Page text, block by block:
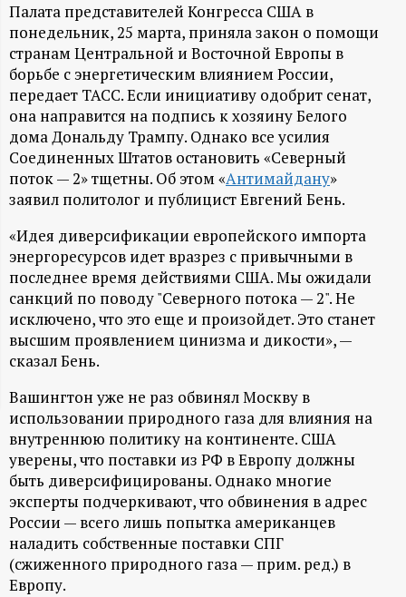
Н
-
и
н
ф
о
р
м
а
ц
и
о
н
Палата представителей Конгресса США в
понедельник, 25 марта, приняла закон о помощи
странам Центральной и Восточной Европы в
борьбе с энергетическим влиянием России,
передает ТАСС. Если инициативу одобрит сенат,
она направится на подпись к хозяину Белого
дома Дональду Трампу. Однако все усилия
Соединенных Штатов остановить «Северный
поток — 2» тщетны. Об этом «Антимайдану»
заявил политолог и публицист Евгений Бень.
«Идея диверсификации европейского импорта
энергоресурсов идет вразрез с привычными в
последнее время действиями США. Мы ожидали
санкций по поводу "Северного потока — 2". Не
исключено, что это еще и произойдет. Это станет
высшим проявлением цинизма и дикости», —
сказал Бень.
Вашингтон уже не раз обвинял Москву в
использовании природного газа для влияния на
внутреннюю политику на континенте. США
уверены, что поставки из РФ в Европу должны
быть диверсифицированы. Однако многие
эксперты подчеркивают, что обвинения в адрес
России — всего лишь попытка американцев
наладить собственные поставки СПГ
(сжиженного природного газа — прим. ред.) в
Европу.